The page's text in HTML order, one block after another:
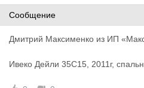
Сообщение
Дмитрий Максименко из ИП
Ивеко Дейли 35С15, 2011г,